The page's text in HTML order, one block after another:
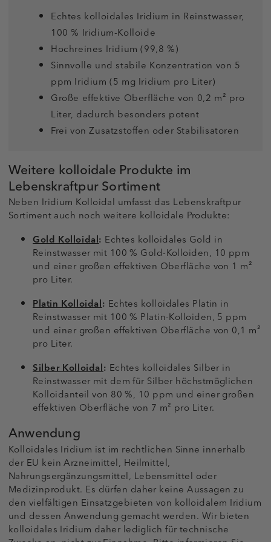
Echtes kolloidales Iridium in Reinstwasser,
100 % Iridium-Kolloide
Hochreines Iridium (99,8 %)
Sinnvolle und stabile Konzentration von 5
ppm Iridium (5 mg Iridium pro Liter)
Große effektive Oberfläche von 0,2 m² pro
Liter, dadurch besonders potent
Frei von Zusatzstoffen oder Stabilisatoren
Weitere kolloidale Produkte im
Lebenskraftpur Sortiment
Neben Iridium Kolloidal umfasst das Lebenskraftpur
Sortiment auch noch weitere kolloidale Produkte:
Gold Kolloidal: Echtes kolloidales Gold in
Reinstwasser mit 100 % Gold-Kolloiden, 10 ppm
und einer großen effektiven Oberfläche von 1 m²
pro Liter.
Platin Kolloidal: Echtes kolloidales Platin in
Reinstwasser mit 100 % Platin-Kolloiden, 5 ppm
und einer großen effektiven Oberfläche von 0,1 m²
pro Liter.
Silber Kolloidal: Echtes kolloidales Silber in
Reinstwasser mit dem für Silber höchstmöglichen
Kolloidanteil von 80 %, 10 ppm und einer großen
effektiven Oberfläche von 7 m² pro Liter.
Anwendung
Kolloidales Iridium ist im rechtlichen Sinne innerhalb
der EU kein Arzneimittel, Heilmittel,
Nahrungsergänzungsmittel, Lebensmittel oder
Medizinprodukt. Es dürfen daher keine Aussagen zu
den vielfältigen Einsatzgebieten von kolloidalem Iridium
und dessen Anwendung gemacht werden. Wir bieten
kolloidales Iridium daher lediglich für technische